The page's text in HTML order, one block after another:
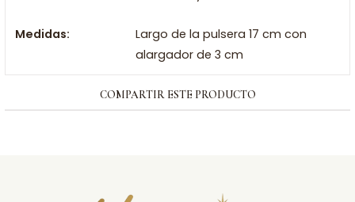
Medidas:
Largo de la pulsera 17 cm con
alargador de 3 cm
COMPARTIR ESTE PRODUCTO